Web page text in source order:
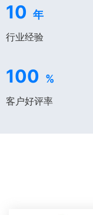
10 年
行业经验
100 %
客户好评率